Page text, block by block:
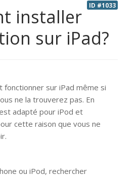
ID #1033
installer
sur iPad?
fonctionner sur iPad même si
ne la trouverez pas. En
adapté pour iPod et
cette raison que vous ne
ou iPod, rechercher